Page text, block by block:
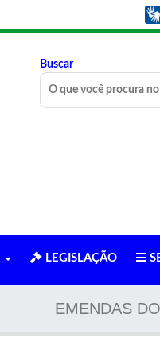
Buscar
LEGISLAÇÃO
EMENDAS